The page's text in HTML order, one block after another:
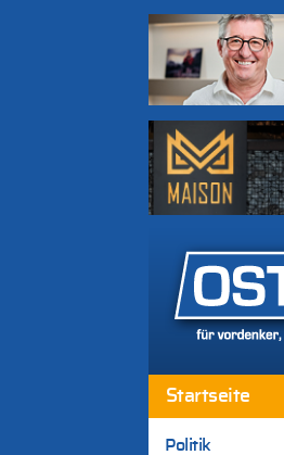
Startseite
Politik